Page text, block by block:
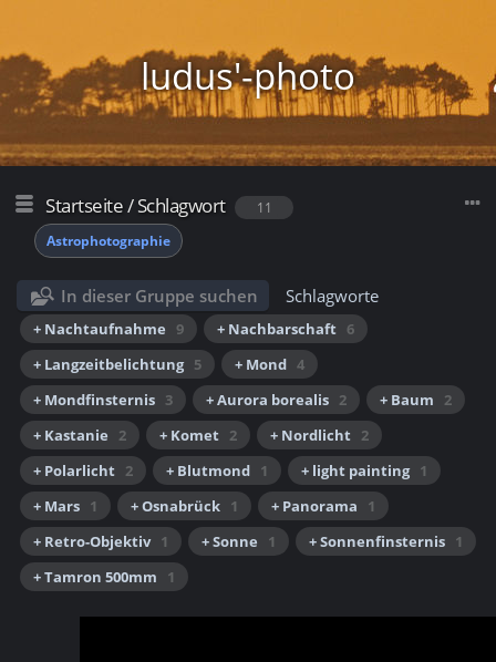
ludus'-photo
Startseite/Schlagwort
11
Astrophotographie
In dieser Gruppe suchen Schlagworte
+ Nachtaufnahme 9 + Nachbarschaft 6
+ Langzeitbelichtung 5 + Mond 4
+ Mondfinsternis 3 + Aurora borealis 2 + Baum
2
+ Kastanie
2 + Komet 2 + Nordlicht 2
+ Polarlicht 2 + Blutmond 1 + light painting 1
+ Mars 1 + Osnabrück 1 + Panorama
1
+ Retro-Objektiv 1 + Sonne 1 + Sonnenfinsternis 1
+ Tamron 500mm
1